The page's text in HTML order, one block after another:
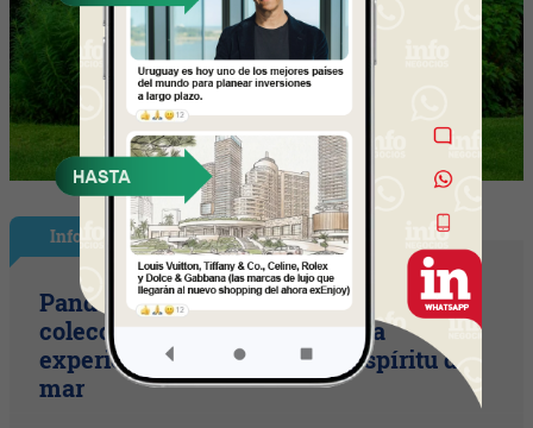
InfoStyle
Pandora presentó sus nuevas
colecciones de verano con una
experiencia inspirada en el espíritu del
mar